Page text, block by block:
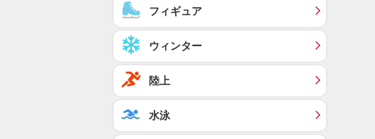
フィギュア
ウィンター
陸上
水泳